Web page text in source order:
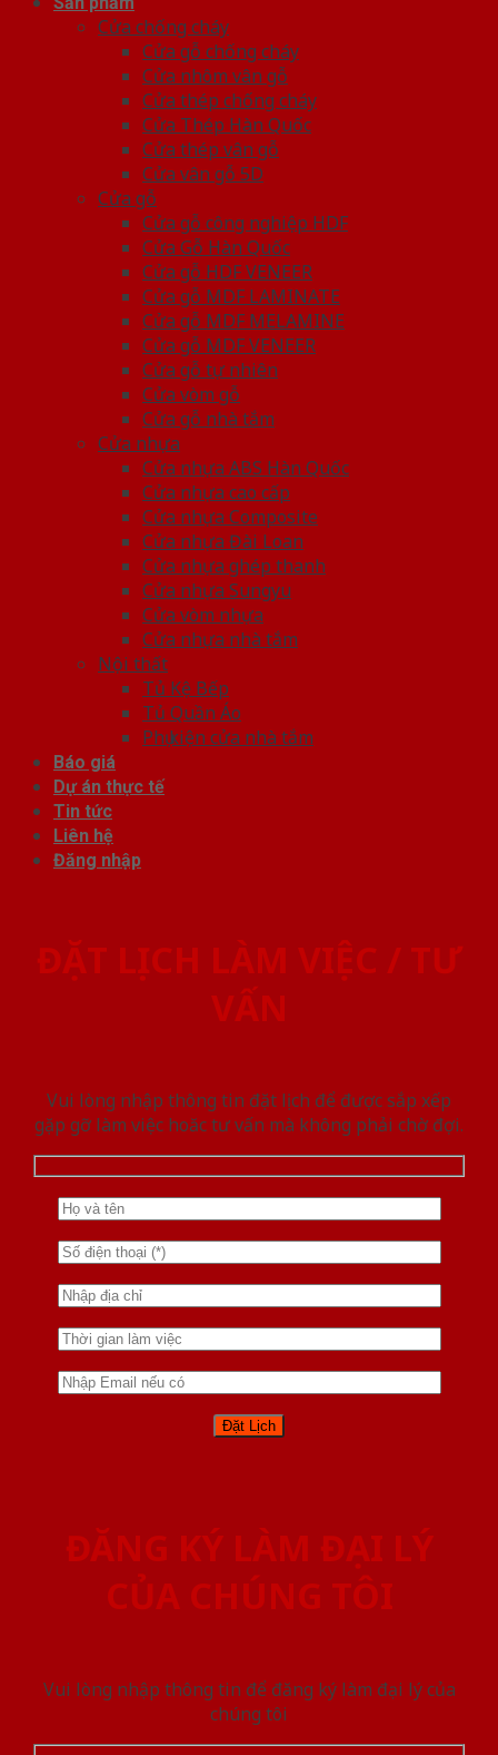
Cửa chống cháy
Cửa gỗ chống cháy
Cửa nhôm vân gỗ
Cửa thép chống cháy
Cửa Thép Hàn Quốc
Cửa thép vân gỗ
Cửa vân gỗ 5D
Cửa gỗ
Cửa gỗ công nghiệp HDF
Cửa Gỗ Hàn Quốc
Cửa gỗ HDF VENEER
Cửa gỗ MDF LAMINATE
Cửa gỗ MDF MELAMINE
Cửa gỗ MDF VENEER
Cửa gỗ tự nhiên
Cửa vòm gỗ
Cửa gỗ nhà tắm
Cửa nhựa
Cửa nhựa ABS Hàn Quốc
Cửa nhựa cao cấp
Cửa nhựa Composite
Cửa nhựa Đài Loan
Cửa nhựa ghép thanh
Cửa nhựa Sungyu
Cửa vòm nhựa
Cửa nhựa nhà tắm
Nội thất
Tủ Kệ Bếp
Tủ Quần Áo
Phụ kiện cửa nhà tắm
Báo giá
Dự án thực tế
Tin tức
Liên hệ
Đăng nhập
ĐẶT LỊCH LÀM VIỆC / TƯ
VẤN
Vui lòng nhập thông tin đặt lịch để được sắp xếp
gặp gỡ làm việc hoăc tư vấn mà không phải chờ đợi.
ĐĂNG KÝ LÀM ĐẠI LÝ
CỦA CHÚNG TÔI
Vui lòng nhập thông tin để đăng ký làm đại lý của
chúng tôi